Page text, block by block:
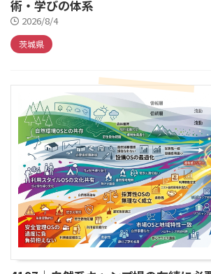
術・学びの体系
2026/8/4
茨城県